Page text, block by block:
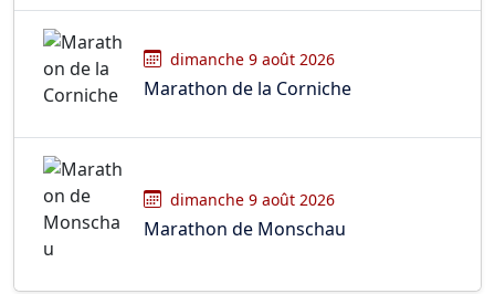
dimanche 9 août 2026
Marathon de la Corniche
dimanche 9 août 2026
Marathon de Monschau